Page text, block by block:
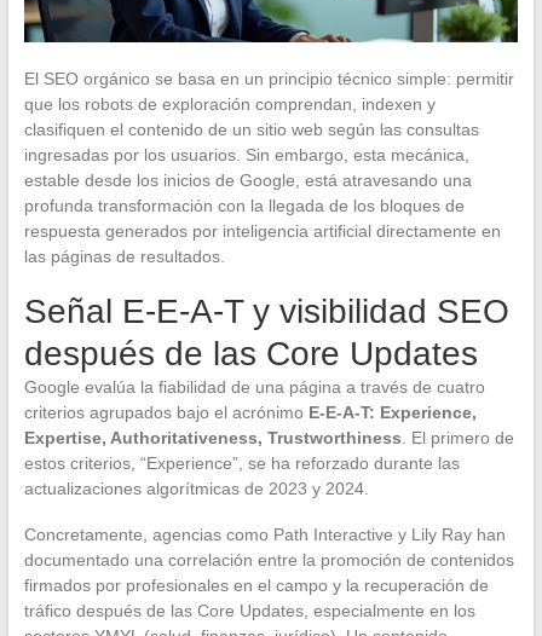
El SEO orgánico se basa en un principio técnico simple: permitir
que los robots de exploración comprendan, indexen y
clasifiquen el contenido de un sitio web según las consultas
ingresadas por los usuarios. Sin embargo, esta mecánica,
estable desde los inicios de Google, está atravesando una
profunda transformación con la llegada de los bloques de
respuesta generados por inteligencia artificial directamente en
las páginas de resultados.
Señal E-E-A-T y visibilidad SEO
después de las Core Updates
Google evalúa la fiabilidad de una página a través de cuatro
criterios agrupados bajo el acrónimo E-E-A-T: Experience,
Expertise, Authoritativeness, Trustworthiness . El primero de
estos criterios, “Experience”, se ha reforzado durante las
actualizaciones algorítmicas de 2023 y 2024.
Concretamente, agencias como Path Interactive y Lily Ray han
documentado una correlación entre la promoción de contenidos
firmados por profesionales en el campo y la recuperación de
tráfico después de las Core Updates, especialmente en los